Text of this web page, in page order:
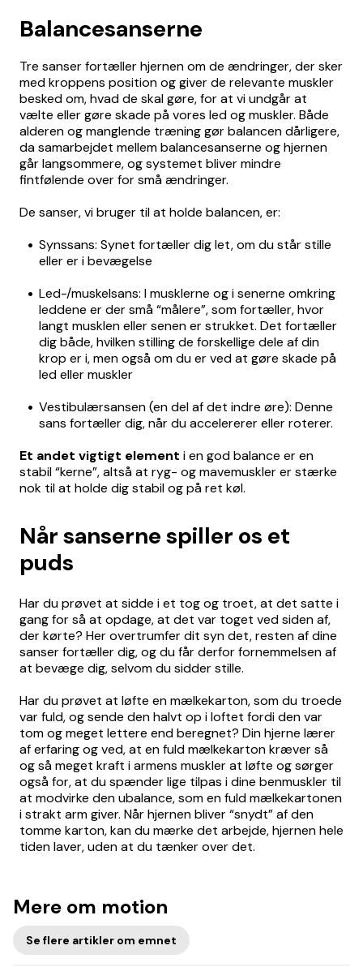
Balancesanserne
Tre sanser fortæller hjernen om de ændringer, der sker
med kroppens position og giver de relevante muskler
besked om, hvad de skal gøre, for at vi undgår at
vælte eller gøre skade på vores led og muskler. Både
alderen og manglende træning gør balancen dårligere,
da samarbejdet mellem balancesanserne og hjernen
går langsommere, og systemet bliver mindre
fintfølende over for små ændringer.
De sanser, vi bruger til at holde balancen, er:
Synssans: Synet fortæller dig let, om du står stille
eller er i bevægelse
Led-/muskelsans: I musklerne og i senerne omkring
leddene er der små “målere”, som fortæller, hvor
langt musklen eller senen er strukket. Det fortæller
dig både, hvilken stilling de forskellige dele af din
krop er i, men også om du er ved at gøre skade på
led eller muskler
Vestibulærsansen (en del af det indre øre): Denne
sans fortæller dig, når du accelererer eller roterer.
Et andet vigtigt element i en god balance er en
stabil “kerne”, altså at ryg- og mavemuskler er stærke
nok til at holde dig stabil og på ret køl.
Når sanserne spiller os et
puds
Har du prøvet at sidde i et tog og troet, at det satte i
gang for så at opdage, at det var toget ved siden af,
der kørte? Her overtrumfer dit syn det, resten af dine
sanser fortæller dig, og du får derfor fornemmelsen af
at bevæge dig, selvom du sidder stille.
Har du prøvet at løfte en mælkekarton, som du troede
var fuld, og sende den halvt op i loftet fordi den var
tom og meget lettere end beregnet? Din hjerne lærer
af erfaring og ved, at en fuld mælkekarton kræver så
og så meget kraft i armens muskler at løfte og sørger
også for, at du spænder lige tilpas i dine benmuskler til
at modvirke den ubalance, som en fuld mælkekartonen
i strakt arm giver. Når hjernen bliver “snydt” af den
tomme karton, kan du mærke det arbejde, hjernen hele
tiden laver, uden at du tænker over det.
Mere om motion
Se flere artikler om emnet